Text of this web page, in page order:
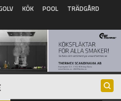
KÖK POOL
TRÄDGÅRD